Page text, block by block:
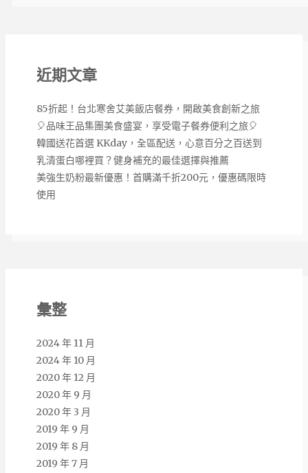
近期文章
85折起！台北寒舍艾美飯店餐券，開啟美食創新之旅
🎈品味王品集團美食盛宴，享受電子餐券便利之旅🎈
韓國送花首選 KKday，全區配送，心意百分之百送到
乳清蛋白哪裡買？健身補充的最佳選擇與推薦
美強生奶粉最新優惠！首購滿千折200元，優惠碼限時
使用
彙整
2024 年 11 月
2024 年 10 月
2020 年 12 月
2020 年 9 月
2020 年 3 月
2019 年 9 月
2019 年 8 月
2019 年 7 月